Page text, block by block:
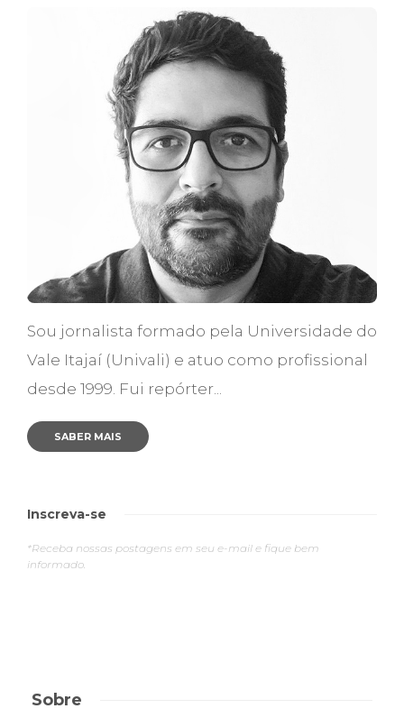
Sou jornalista formado pela Universidade do
Vale Itajaí (Univali) e atuo como profissional
desde 1999. Fui repórter...
SABER MAIS
Inscreva-se
*Receba nossas postagens em seu e-mail e fique bem
informado.
Sobre